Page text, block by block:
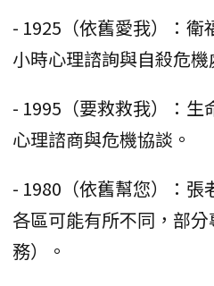
- 1925（依舊愛我）：衛
小時心理諮詢與自殺危機
- 1995（要救救我）：生
心理諮商與危機協談。
- 1980（依舊幫您）：張
各區可能有所不同，部
務）。